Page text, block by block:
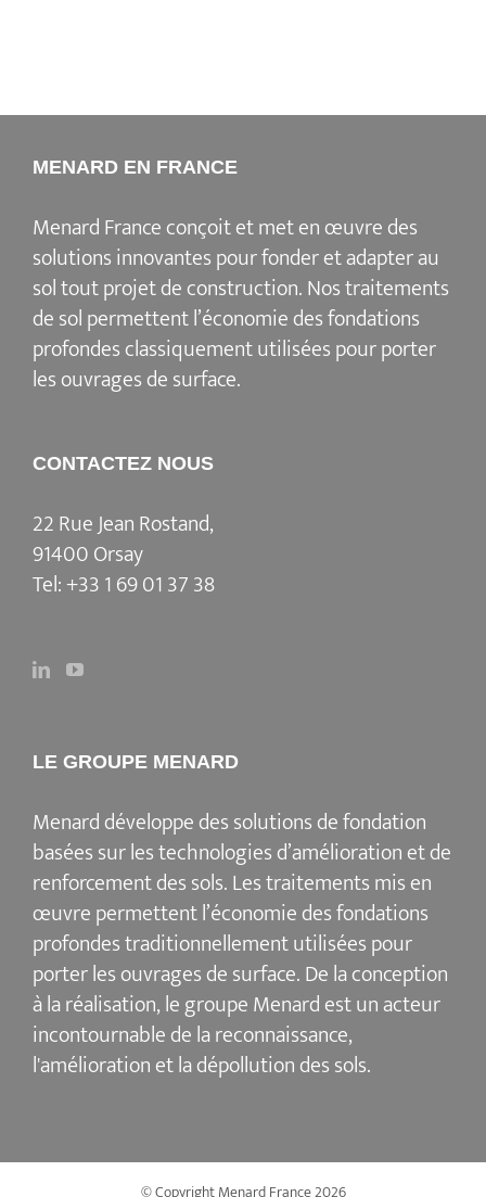
MENARD EN FRANCE
Menard France conçoit et met en œuvre des
solutions innovantes pour fonder et adapter au
sol tout projet de construction. Nos traitements
de sol permettent l’économie des fondations
profondes classiquement utilisées pour porter
les ouvrages de surface.
CONTACTEZ NOUS
22 Rue Jean Rostand,
91400 Orsay
Tel:+33 1 69 01 37 38
LE GROUPE MENARD
Menarddéveloppe des solutions de fondation
basées sur lestechnologies d’amélioration et de
renforcement des sols. Les traitements mis en
œuvre permettent l’économie des fondations
profondes traditionnellement utilisées pour
porter les ouvrages de surface. De la conception
à la réalisation, le groupe Menard est un acteur
incontournable de la reconnaissance,
l'amélioration et la dépollution des sols.